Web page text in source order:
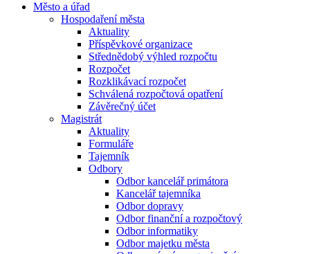
Město a úřad
Hospodaření města
Aktuality
Příspěvkové organizace
Střednědobý výhled rozpočtu
Rozpočet
Rozklikávací rozpočet
Schválená rozpočtová opatření
Závěrečný účet
Magistrát
Aktuality
Formuláře
Tajemník
Odbory
Odbor kancelář primátora
Kancelář tajemníka
Odbor dopravy
Odbor finanční a rozpočtový
Odbor informatiky
Odbor majetku města